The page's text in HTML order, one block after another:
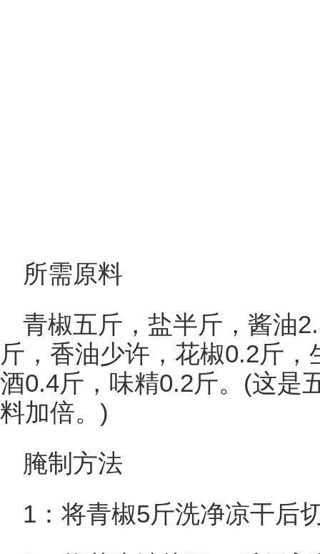
所需原料
青椒五斤，盐半斤，酱油
斤，香油少许，花椒0.2斤
酒0.4斤，味精0.2斤。(这是
料加倍。)
腌制方法
1：将青椒5斤洗净凉干后